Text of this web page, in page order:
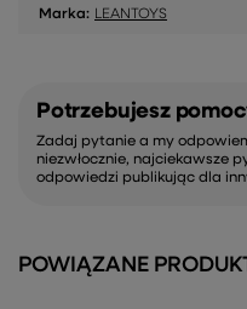
Marka: LEANTOYS
Potrzebujesz
Zadaj pytanie a my
niezwłocznie, najciekawsze
odpowiedzi publikując dla
POWIĄZANE